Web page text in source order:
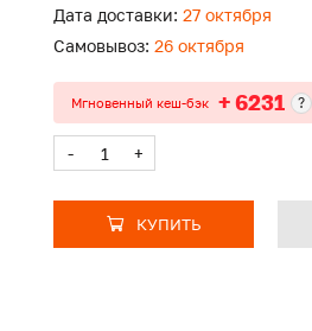
Дата доставки: 27 октября
Самовывоз: 26 октября
Мгновенный кеш-бэк + 6231 ?
- +
КУПИТЬ